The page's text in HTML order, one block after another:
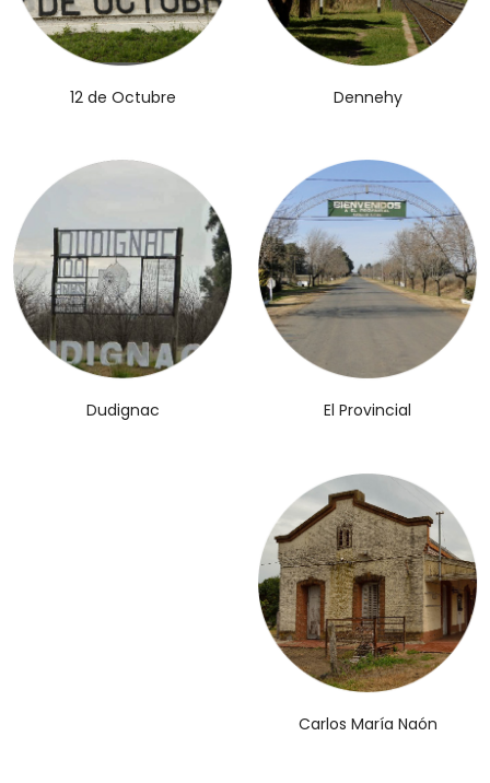
12 de Octubre Dennehy
Dudignac El Provincial
Carlos María Naón